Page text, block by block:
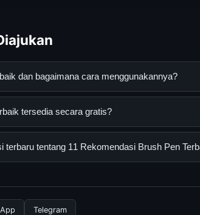
dan bagaimana cara menggunakannya?
layanan digital yang dirancang untuk
tersedia secara gratis?
dapat diakses secara gratis oleh semua
terbaru tentang 11 Rekomendasi Brush Pen
Telegram